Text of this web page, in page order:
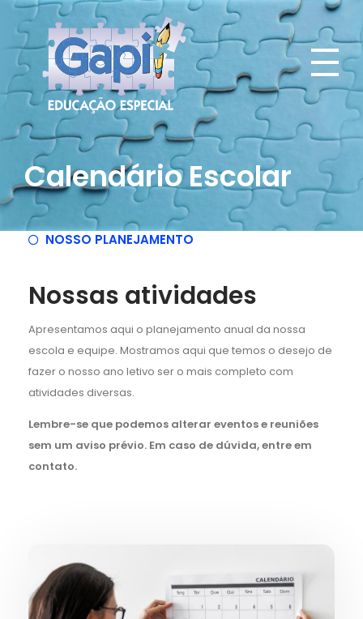
Escola Gapi
Educação especial
Calendário Escolar
NOSSO PLANEJAMENTO
Nossas atividades
Apresentamos aqui o planejamento anual da nossa
escola e equipe. Mostramos aqui que temos o desejo de
fazer o nosso ano letivo ser o mais completo com
atividades diversas.
Lembre-se que podemos alterar eventos e reuniões
sem um aviso prévio. Em caso de dúvida, entre em
contato.